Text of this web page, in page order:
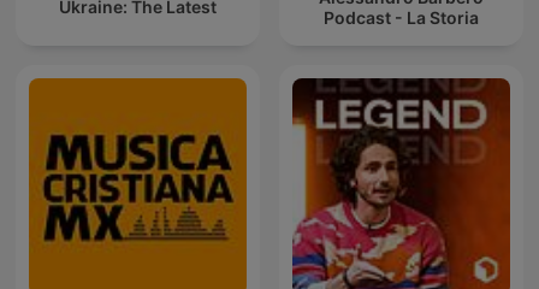
Ukraine: The Latest
Podcast - La Storia